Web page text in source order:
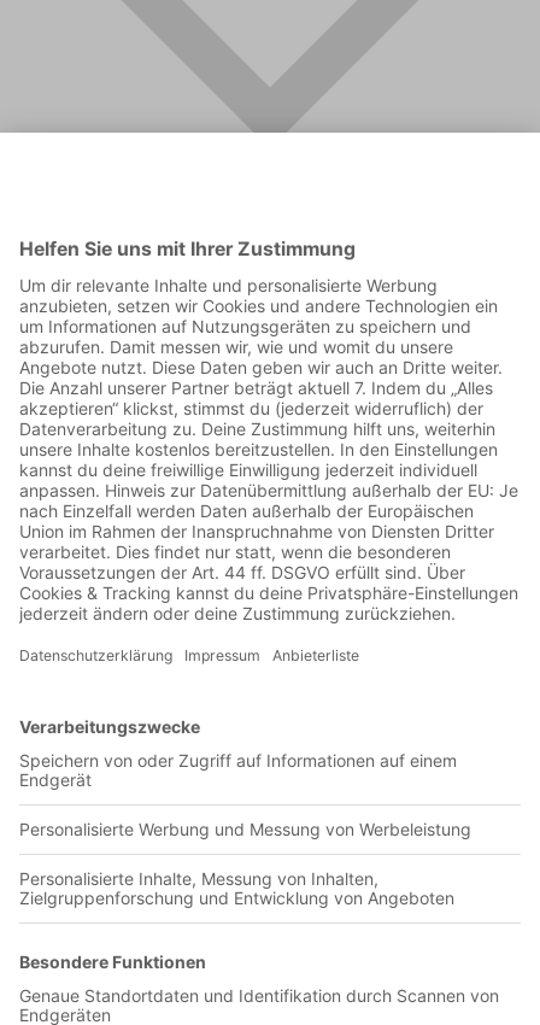
FAQ
Supporter werden
Unsere App ist in den offiziellen Stores verfügbar!
Jetzt herunterladen